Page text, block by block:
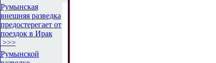
Румынская
внешняя разведка
предостерегает от
поездок в Ирак
>>>
Румынской